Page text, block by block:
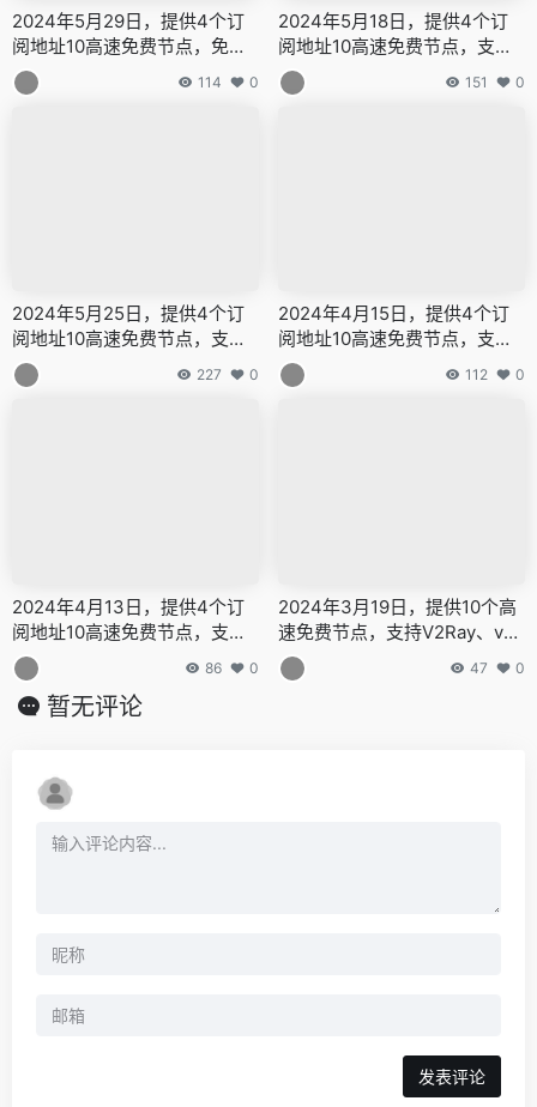
2024年5月29日，提供4个订
阅地址10高速免费节点，免费
翻墙入口，V2Ray与VPN高效
接入点共享，享受无尽网络自
稳定快速！v2ray，clash机
场，科学上网翻墙白嫖节点，
免费梯子，白嫖梯子，免费代
114 0
2024年5月18日，提供4个订
阅地址10高速免费节点，支持V
2Ray、vpn、免费机场、无限
流量，免费VPN，无限流量！V
理，永久免费代理
151 0
2024年5月25日，提供4个订
阅地址10高速免费节点，支持V
2Ray、vpn、免费机场、无限
流量，免费VPN，无限流量！V
理，永久免费代理
227 0
2024年4月15日，提供4个订
阅地址10高速免费节点，支持V
2Ray、vpn、免费机场、无限
流量，免费VPN，无限流量！V
理，永久免费代理
112 0
2024年4月13日，提供4个订
阅地址10高速免费节点，支持V
2Ray、vpn、免费机场、无限
流量，免费VPN，无限流量！V
2Ray节点分享，支持v2ray，cl
h，Kitsunebi，V2rayN，V2r
ayW，Clash，V2rayS，Mello
w，Qv2ray，v2ray，clash机
场，科学上网翻墙白嫖节点，
86 0
2024年3月19日，提供10个高
速免费节点，支持V2Ray、vp
n、免费机场、无限流量，免费
VPN，无限流量！V2Ray节点
47 0
暂无评论
发表评论